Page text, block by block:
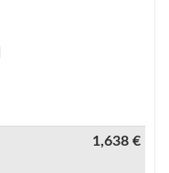
1,638 €